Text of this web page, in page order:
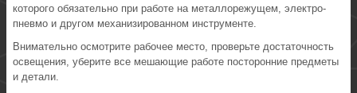
которого обязательно при работе на металлорежущем, электро-
пневмо и другом механизированном инструменте.
Внимательно осмотрите рабочее место, проверьте достаточность
освещения, уберите все мешающие работе посторонние предметы
и детали.